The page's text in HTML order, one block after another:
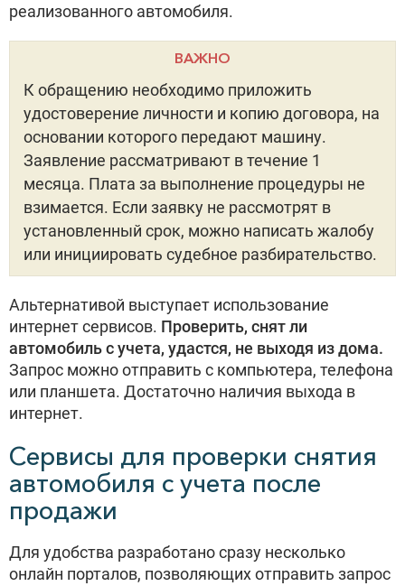
реализованного автомобиля.
ВАЖНО
К обращению необходимо приложить
удостоверение личности и копию договора, на
основании которого передают машину.
Заявление рассматривают в течение 1
месяца. Плата за выполнение процедуры не
взимается. Если заявку не рассмотрят в
установленный срок, можно написать жалобу
или инициировать судебное разбирательство.
Альтернативой выступает использование
интернет сервисов. Проверить, снят ли
автомобиль с учета, удастся, не выходя из дома.
Запрос можно отправить с компьютера, телефона
или планшета. Достаточно наличия выхода в
интернет.
Сервисы для проверки снятия
автомобиля с учета после
продажи
Для удобства разработано сразу несколько
онлайн порталов, позволяющих отправить запрос